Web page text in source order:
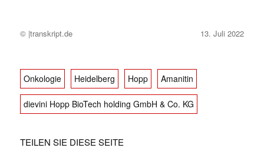
© |transkript.de 13. Juli 2022
Onkologie Heidelberg Hopp Amanitin
dievini Hopp BioTech holding GmbH & Co. KG
TEILEN SIE DIESE SEITE